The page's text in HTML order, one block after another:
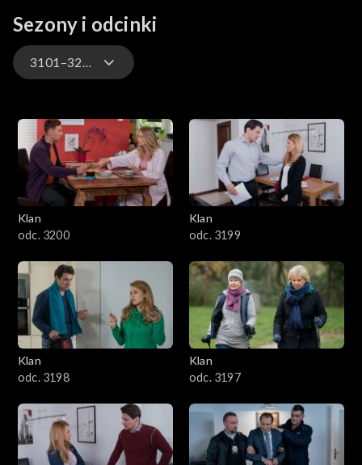
Tymczasem Feliks z Moniką przygotowują się do ślubu. Każdy
ma inna wizję tego, jak powinien on wyglądać.
Sezony i odcinki
3101–3200
4601–4700
4501–4600
4401–4500
4301–4400
4201–4300
4101–4200
3901–4000
Klan
odc. 3200
Klan
odc. 3199
Klan
odc. 3198
Klan
odc. 3197